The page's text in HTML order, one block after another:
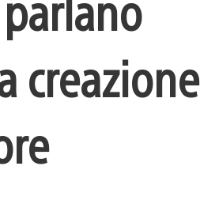
creazione